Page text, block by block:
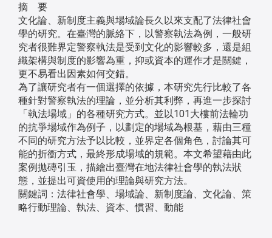
摘 要
文化論、新制度主義與場域論長久以來支配了法律社會
學的研究。在臺灣的脈絡下，以警察執法為例，一般研
究者很難界定警察執法是受到文化的影響較多，還是組
織架構與制度的影響為重，抑或資本的運作才是關鍵，
更不易看出因素如何交錯。
為了讓研究者有一個選擇的依據，本研究先行比較了各
種針對警察執法的理論，並分析其利弊，再進一步探討
「執法場域」的各種研究方式。並以101大樓前法輪功
的抗爭場域作為例子，以劃定的場域為根基，藉由三種
不同的研究方法予以比較，並界定各個角色，討論其可
能的折衝方式，最終形成場域的規範。本文希望藉由此
案例拋磚引玉，描繪出臺灣在地法律社會學的執法狀
態，並提出可資使用的理論與研究方法。
關鍵詞：法律社會學、場域論、新制度論、文化論、策
略行動理論、執法、資本、慣習、動能